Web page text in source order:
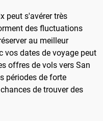
peut s'avérer très
des fluctuations
au meilleur
vos dates de voyage peut
offres de vols vers San
périodes de forte
de trouver des